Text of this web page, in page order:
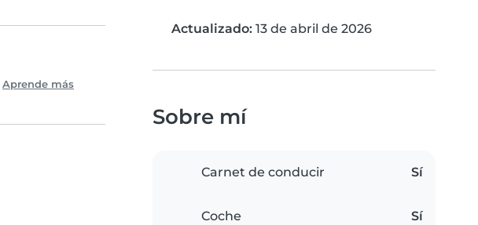
Aprende más
Actualizado: 13 de abril de 2026
Sobre mí
Carnet de conducir Sí
Coche Sí